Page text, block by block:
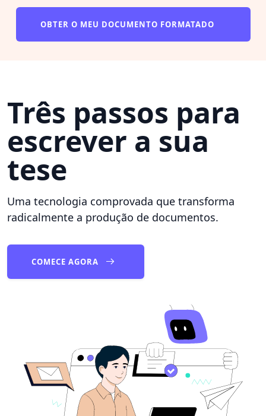
OBTER O MEU DOCUMENTO FORMATADO
Três passos para
escrever a sua
tese
Uma tecnologia comprovada que transforma
radicalmente a produção de documentos.
COMECE AGORA